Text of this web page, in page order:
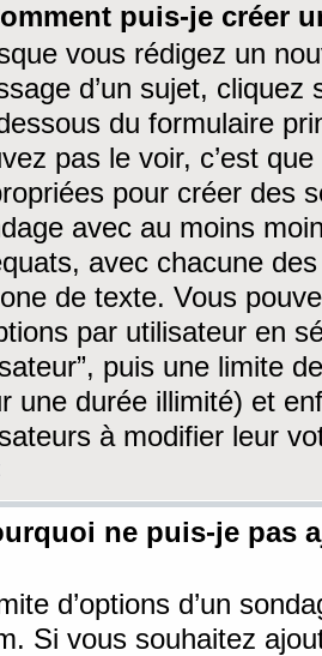
puis-je créer
vous rédigez un
d’un sujet, cliquez
du formulaire
pas le voir, c’est
pour créer des
avec au moins
avec chacune
de texte. Vous
par utilisateur en
puis une limite
une durée illimité) et
à modifier leur
ne puis-je pas
d’options d’un
Si vous souhaitez